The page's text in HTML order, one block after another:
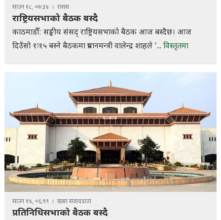
साउन १८, ०७:३४ रासस
राष्ट्रियसभाको बैठक बस्दै
काठमाडौँ: सङ्घीय संसद् राष्ट्रियसभाको बैठक आज बस्दैछ। आज
दिउँसो १ः१५ बस्ने बैठकमा प्रधानमन्त्री वालेन्द्र शाहले ‘... विस्तृतमा
साउन १४, ०६:१९ खबर संवाददाता
प्रतिनिधिसभाको बैठक बस्दै